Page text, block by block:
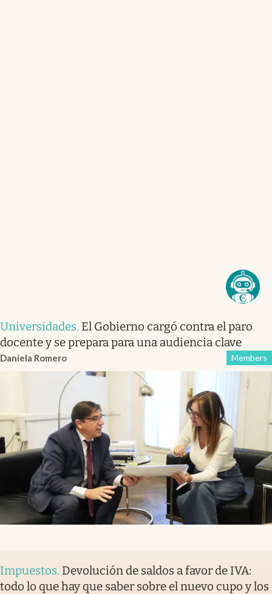
Universidades. El Gobierno cargó contra el paro
docente y se prepara para una audiencia clave
Daniela Romero Members
Impuestos. Devolución de saldos a favor de IVA:
todo lo que hay que saber sobre el nuevo cupo y los